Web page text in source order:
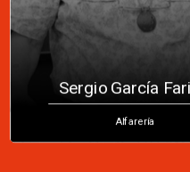
Sergio García Fariña
Alfarería